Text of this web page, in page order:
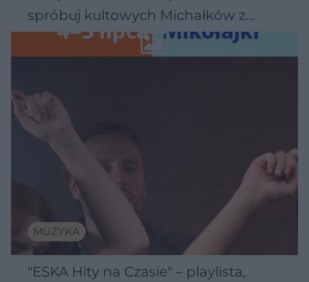
spróbuj kultowych Michałków z
Wawelu
MUZYKA
"ESKA Hity na Czasie" – playlista,